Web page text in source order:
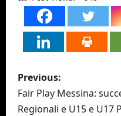
P
o
Previous:
Fair Play Messina:
Regionali e U15 e U17